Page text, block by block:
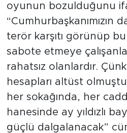
oyunun bozulduğunu
“Cumhurbaşkanımızın
terör karşıtı görünüp
sabote etmeye
rahatsız olanlardır.
hesapları altüst
her sokağında, her
hanesinde ay yıldızlı
güçlü dalgalanacak”